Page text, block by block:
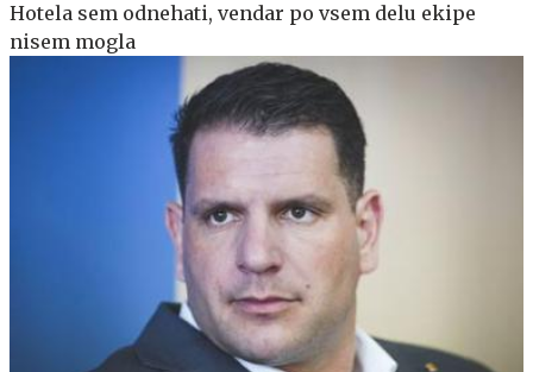
Hotela sem odnehati, vendar po vsem delu ekipe
nisem mogla